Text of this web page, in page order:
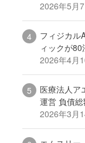
2026年5月
フィジカ
ィックが
2026年4月
医療法人
運営 負債
2026年3月